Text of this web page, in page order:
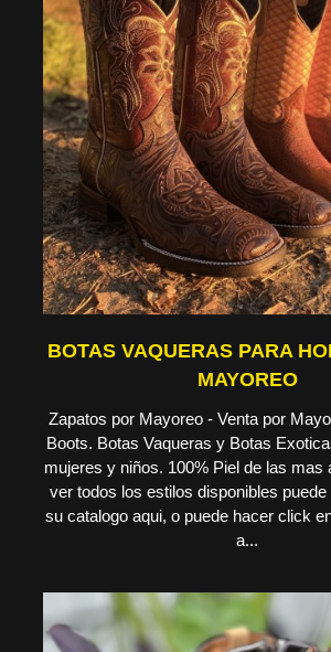
BOTAS VAQUERAS PARA
MAYOREO
Zapatos por Mayoreo - Venta por
Boots. Botas Vaqueras y Botas
mujeres y niños. 100% Piel de las mas
ver todos los estilos disponibles
su catalogo aqui, o puede hacer click
a...